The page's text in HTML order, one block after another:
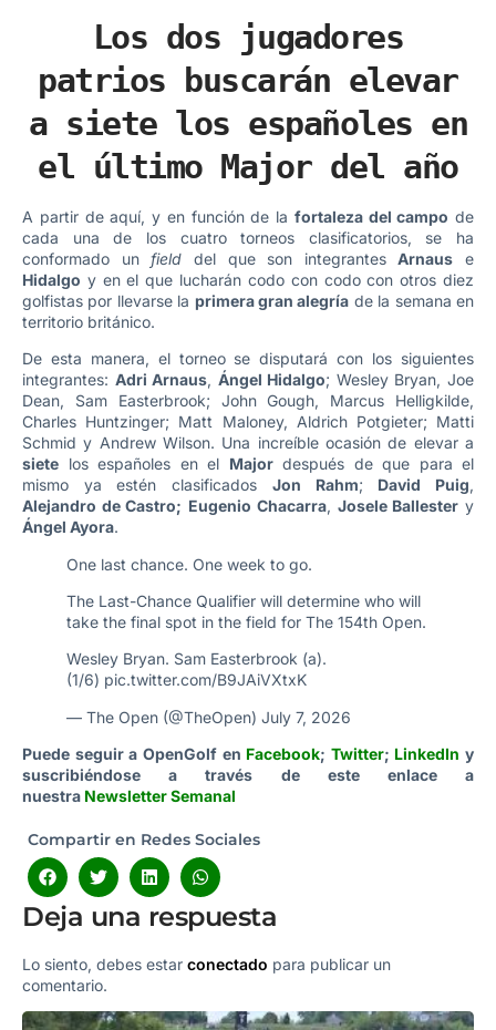
Los dos jugadores
patrios buscarán elevar
a siete los españoles en
el último Major del año
A partir de aquí, y en función de la fortaleza del campo de
cada una de los cuatro torneos clasificatorios, se ha
conformado unfield del que son integrantesArnaus e
Hidalgo y en el que lucharán codo con codo con otros diez
golfistas por llevarse la primera gran alegría de la semana en
territorio británico.
De esta manera, el torneo se disputará con los siguientes
integrantes: Adri Arnaus, Ángel Hidalgo; Wesley Bryan, Joe
Dean, Sam Easterbrook; John Gough, Marcus Helligkilde,
Charles Huntzinger; Matt Maloney, Aldrich Potgieter; Matti
Schmid y Andrew Wilson. Una increíble ocasión de elevar a
siete los españoles en el Majordespués de que para el
mismo ya estén clasificados Jon Rahm; David Puig,
Alejandro de Castro; Eugenio Chacarra, Josele Ballester y
Ángel Ayora.
One last chance. One week to go.
The Last-Chance Qualifier will determine who will
take the final spot in the field for The 154th Open.
Wesley Bryan. Sam Easterbrook (a).
(1/6) pic.twitter.com/B9JAiVXtxK
— The Open (@TheOpen) July 7, 2026
Puede seguir a OpenGolf en Facebook; Twitter; LinkedIn y
suscribiéndose a través de este enlace a
nuestra Newsletter Semanal
Compartir en Redes Sociales
Deja una respuesta
Lo siento, debes estar conectado para publicar un
comentario.